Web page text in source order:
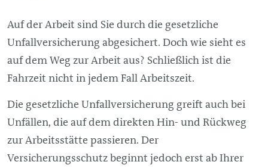
Auf der Arbeit sind Sie durch die gesetzliche
Unfallversicherung abgesichert. Doch wie sieht es
auf dem Weg zur Arbeit aus? Schließlich ist die
Fahrzeit nicht in jedem Fall Arbeitszeit.
Die gesetzliche Unfallversicherung greift auch bei
Unfällen, die auf dem direkten Hin- und Rückweg
zur Arbeitsstätte passieren. Der
Versicherungsschutz beginnt jedoch erst ab Ihrer